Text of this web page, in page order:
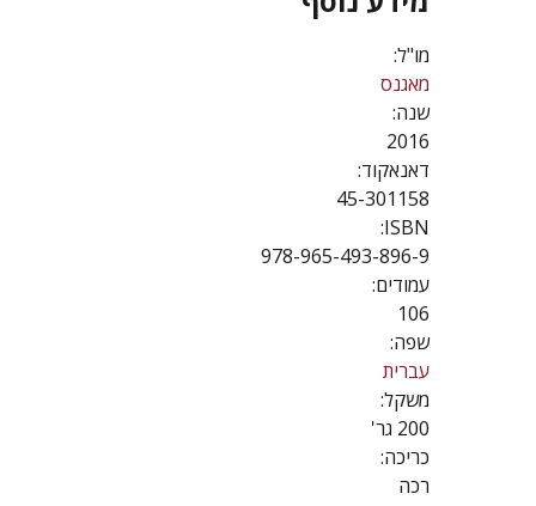
מו"ל:
מאגנס
שנה:
2016
דאנאקוד:
45-301158
ISBN:
978-965-493-896-9
עמודים:
106
שפה:
עברית
משקל:
200 גר'
כריכה:
רכה